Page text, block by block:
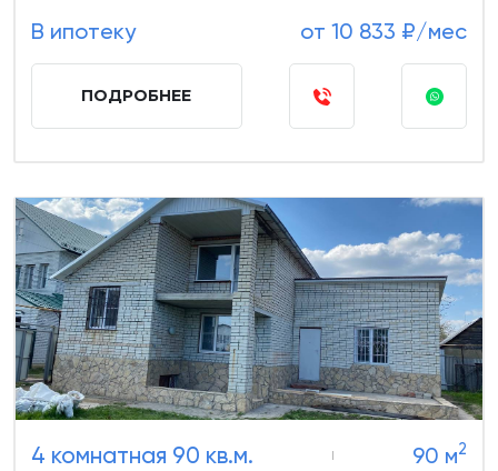
В ипотеку от 10 833 ₽/мес
ПОДРОБНЕЕ
4 комнатная 90 кв.м. 90 м2